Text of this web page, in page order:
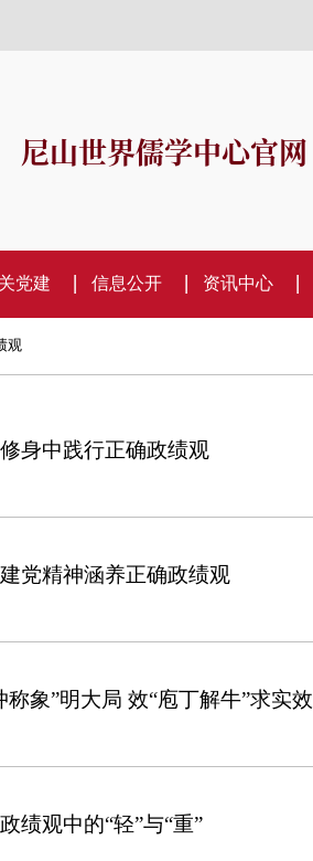
尼山世界儒学中心官网
党建 信息公开 资讯中心
观
身中践行正确政绩观
党精神涵养正确政绩观
称象”明大局 效“庖丁解牛”求实效
绩观中的“轻”与“重”